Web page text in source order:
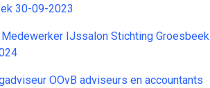
30-09-2023
IJssalon Stichting Groesbeek
OOvB adviseurs en accountants